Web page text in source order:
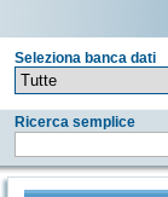
Seleziona banca dati
Ricerca semplice